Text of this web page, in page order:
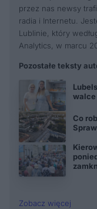
przez nas newsy
radia i Internetu.
Lublinie, który
Analytics, w marcu
Pozostałe teksty
walce
Co
Zobacz więcej